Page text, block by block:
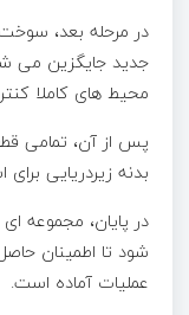
در مرحله بعد،
جدید جایگزین می
محیط های کاملا
پس از آن، تمامی
بدنه زیردریایی
در پایان، مجموعه
شود تا اطمینان
عملیات آماده است.